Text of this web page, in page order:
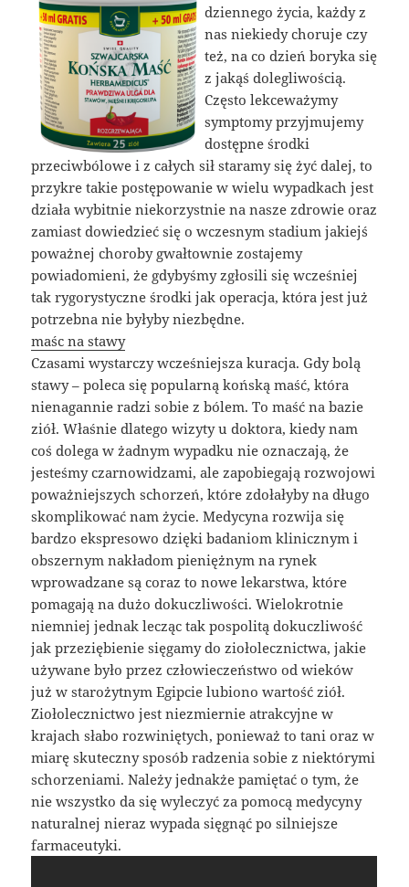
dziennego życia, każdy z
nas niekiedy choruje czy
też, na co dzień boryka się
z jakąś dolegliwością.
Często lekceważymy
symptomy przyjmujemy
dostępne środki
przeciwbólowe i z całych sił staramy się żyć dalej, to
przykre takie postępowanie w wielu wypadkach jest
działa wybitnie niekorzystnie na nasze zdrowie oraz
zamiast dowiedzieć się o wczesnym stadium jakiejś
poważnej choroby gwałtownie zostajemy
powiadomieni, że gdybyśmy zgłosili się wcześniej
tak rygorystyczne środki jak operacja, która jest już
potrzebna nie byłyby niezbędne.
maśc na stawy
Czasami wystarczy wcześniejsza kuracja. Gdy bolą
stawy – poleca się popularną końską maść, która
nienagannie radzi sobie z bólem. To maść na bazie
ziół. Właśnie dlatego wizyty u doktora, kiedy nam
coś dolega w żadnym wypadku nie oznaczają, że
jesteśmy czarnowidzami, ale zapobiegają rozwojowi
poważniejszych schorzeń, które zdołałyby na długo
skomplikować nam życie. Medycyna rozwija się
bardzo ekspresowo dzięki badaniom klinicznym i
obszernym nakładom pieniężnym na rynek
wprowadzane są coraz to nowe lekarstwa, które
pomagają na dużo dokuczliwości. Wielokrotnie
niemniej jednak lecząc tak pospolitą dokuczliwość
jak przeziębienie sięgamy do ziołolecznictwa, jakie
używane było przez człowieczeństwo od wieków
już w starożytnym Egipcie lubiono wartość ziół.
Ziołolecznictwo jest niezmiernie atrakcyjne w
krajach słabo rozwiniętych, ponieważ to tani oraz w
miarę skuteczny sposób radzenia sobie z niektórymi
schorzeniami. Należy jednakże pamiętać o tym, że
nie wszystko da się wyleczyć za pomocą medycyny
naturalnej nieraz wypada sięgnąć po silniejsze
farmaceutyki.